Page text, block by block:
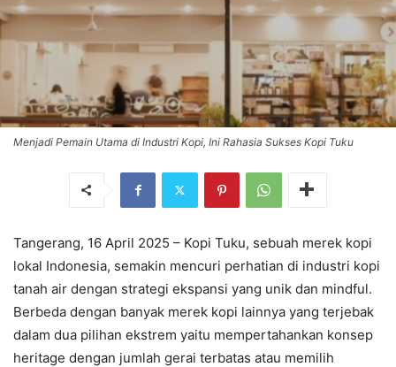
Menjadi Pemain Utama di Industri Kopi, Ini Rahasia Sukses Kopi Tuku
Tangerang, 16 April 2025 – Kopi Tuku, sebuah merek kopi
lokal Indonesia, semakin mencuri perhatian di industri kopi
tanah air dengan strategi ekspansi yang unik dan mindful.
Berbeda dengan banyak merek kopi lainnya yang terjebak
dalam dua pilihan ekstrem yaitu mempertahankan konsep
heritage dengan jumlah gerai terbatas atau memilih